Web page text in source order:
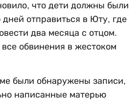
что дети должны были
дней отправиться в Юту, где
два месяца с отцом.
обвинения в жестоком
были обнаружены записи,
написанные матерью